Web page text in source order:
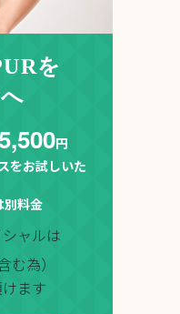
を
円
をお試しいた
別料金
ャルは
為）
ます